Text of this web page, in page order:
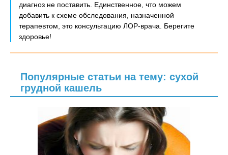
диагноз не поставить. Единственное, что можем
добавить к схеме обследования, назначенной
терапевтом, это консультацию ЛОР-врача. Берегите
здоровье!
Популярные статьи на тему: сухой
грудной кашель